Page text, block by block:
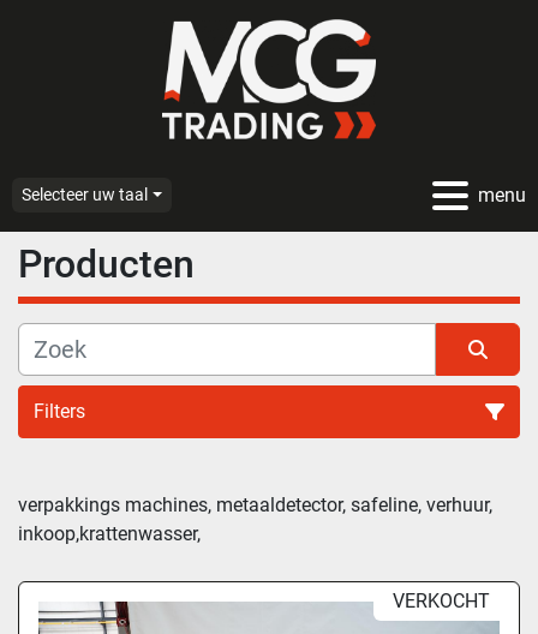
menu
Selecteer uw taal
Producten
Filters
Sorteren op
verpakkings machines, metaaldetector, safeline, verhuur,
inkoop,krattenwasser,
VERKOCHT